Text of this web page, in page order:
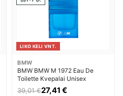
LIKO KELI VNT.
BMW
BMW BMW M 1972 Eau De
Toilette Kvepalai Unisex
39,01 €27,41 €